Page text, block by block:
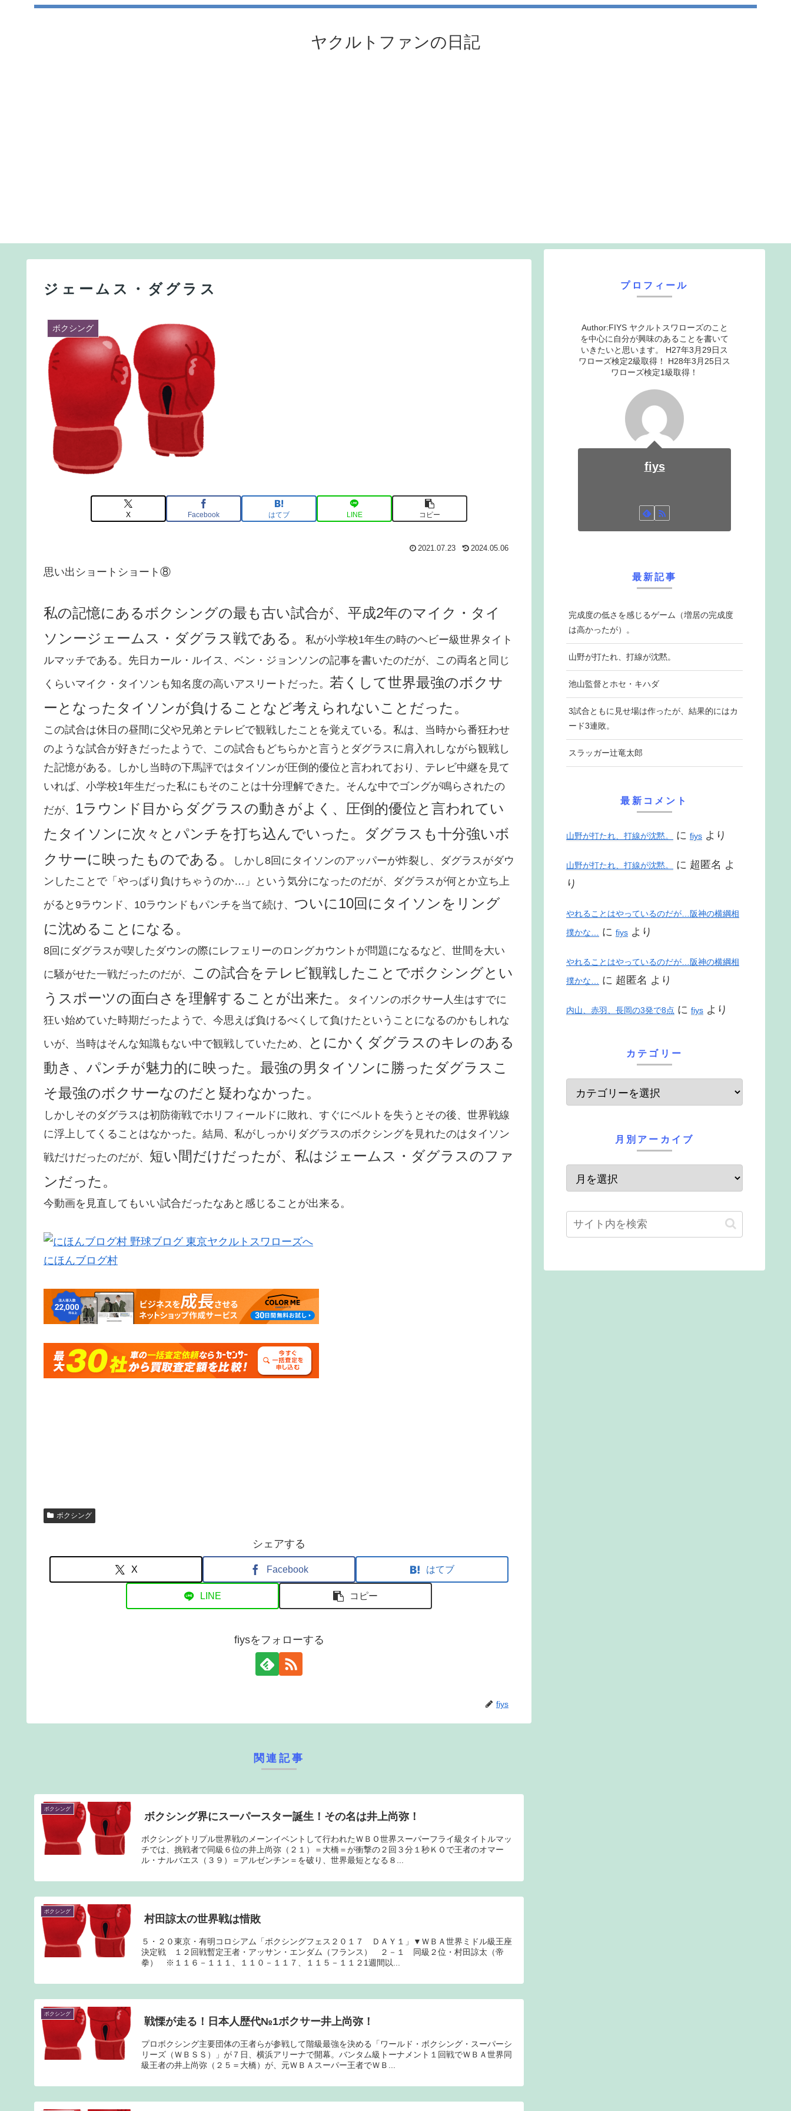
ヤクルトファンの日記
ジェームス・ダグラス
ボクシング
X Facebook はてブ LINE コピー
2021.07.23 2024.05.06
思い出ショートショート⑧
私の記憶にあるボクシングの最も古い試合が、平成2年のマイク・タイ
ソンージェームス・ダグラス戦である。
私が小学校1年生の時のヘビー級世界タイト
ルマッチである。先日カール・ルイス、ベン・ジョンソンの記事を書いたのだが、この両名と同じ
くらいマイク・タイソンも知名度の高いアスリートだった。 若くして世界最強のボクサ
ーとなったタイソンが負けることなど考えられないことだった。
この試合は休日の昼間に父や兄弟とテレビで観戦したことを覚えている。私は、当時から番狂わせ
のような試合が好きだったようで、この試合もどちらかと言うとダグラスに肩入れしながら観戦し
た記憶がある。しかし当時の下馬評ではタイソンが圧倒的優位と言われており、テレビ中継を見て
いれば、小学校1年生だった私にもそのことは十分理解できた。そんな中でゴングが鳴らされたの
だが、 1ラウンド目からダグラスの動きがよく、圧倒的優位と言われてい
たタイソンに次々とパンチを打ち込んでいった。ダグラスも十分強いボ
クサーに映ったものである。
しかし8回にタイソンのアッパーが炸裂し、ダグラスがダウ
ンしたことで「やっぱり負けちゃうのか…」という気分になったのだが、ダグラスが何とか立ち上
がると9ラウンド、10ラウンドもパンチを当て続け、 ついに10回にタイソンをリング
に沈めることになる。
8回にダグラスが喫したダウンの際にレフェリーのロングカウントが問題になるなど、世間を大い
に騒がせた一戦だったのだが、
この試合をテレビ観戦したことでボクシングとい
うスポーツの面白さを理解することが出来た。
タイソンのボクサー人生はすでに
狂い始めていた時期だったようで、今思えば負けるべくして負けたということになるのかもしれな
いが、当時はそんな知識もない中で観戦していたため、
とにかくダグラスのキレのある
動き、パンチが魅力的に映った。最強の男タイソンに勝ったダグラスこ
そ最強のボクサーなのだと疑わなかった。
しかしそのダグラスは初防衛戦でホリフィールドに敗れ、すぐにベルトを失うとその後、世界戦線
に浮上してくることはなかった。結局、私がしっかりダグラスのボクシングを見れたのはタイソン
戦だけだったのだが、 短い間だけだったが、私はジェームス・ダグラスのファ
ンだった。
今動画を見直してもいい試合だったなあと感じることが出来る。
にほんブログ村
ボクシング
シェアする
X Facebook はてブ
LINE コピー
fiysをフォローする
fiys
関連記事
ボクシング
ボクシング界にスーパースター誕生！その名は井上尚弥！
ボクシングトリプル世界戦のメーンイベントして行われたＷＢＯ世界スーパーフライ級タイトルマッ
チでは、挑戦者で同級６位の井上尚弥（２１）＝大橋＝が衝撃の２回３分１秒ＫＯで王者のオマー
ル・ナルバエス（３９）＝アルゼンチン＝を破り、世界最短となる８...
ボクシング
村田諒太の世界戦は惜敗
５・２０東京・有明コロシアム「ボクシングフェス２０１７ ＤＡＹ１」▼ＷＢＡ世界ミドル級王座
決定戦 １２回戦暫定王者・アッサン・エンダム（フランス） ２－１ 同級２位・村田諒太（帝
拳） ※１１６－１１１、１１０－１１７、１１５－１１２1週間以...
ボクシング
戦慄が走る！日本人歴代№1ボクサー井上尚弥！
プロボクシング主要団体の王者らが参戦して階級最強を決める「ワールド・ボクシング・スーパーシ
リーズ（ＷＢＳＳ）」が７日、横浜アリーナで開幕。バンタム級トーナメント１回戦でＷＢＡ世界同
級王者の井上尚弥（２５＝大橋）が、元ＷＢＡスーパー王者でＷＢ...
プロフィール
Author:FIYS ヤクルトスワローズのこと
を中心に自分が興味のあることを書いて
いきたいと思います。 H27年3月29日ス
ワローズ検定2級取得！ H28年3月25日ス
ワローズ検定1級取得！
fiys
最新記事
完成度の低さを感じるゲーム（増居の完成度
は高かったが）。
山野が打たれ、打線が沈黙。
池山監督とホセ・キハダ
3試合ともに見せ場は作ったが、結果的にはカ
ード3連敗。
スラッガー辻竜太郎
最新コメント
山野が打たれ、打線が沈黙。 に fiys より
山野が打たれ、打線が沈黙。 に 超匿名 よ
り
やれることはやっているのだが…阪神の横綱相
撲かな… に fiys より
やれることはやっているのだが…阪神の横綱相
撲かな… に 超匿名 より
内山、赤羽、長岡の3発で8点 に fiys より
カテゴリー
月別アーカイブ